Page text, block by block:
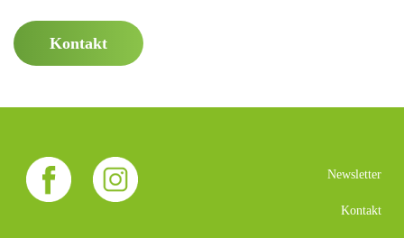
Kontakt
Newsletter
Kontakt